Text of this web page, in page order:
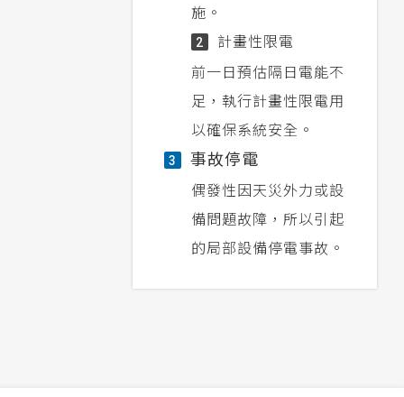
施。
2
計畫性限電
前一日預估隔日電能不
足，執行計畫性限電用
以確保系統安全。
3 事故停電
偶發性因天災外力或設
備問題故障，所以引起
的局部設備停電事故。